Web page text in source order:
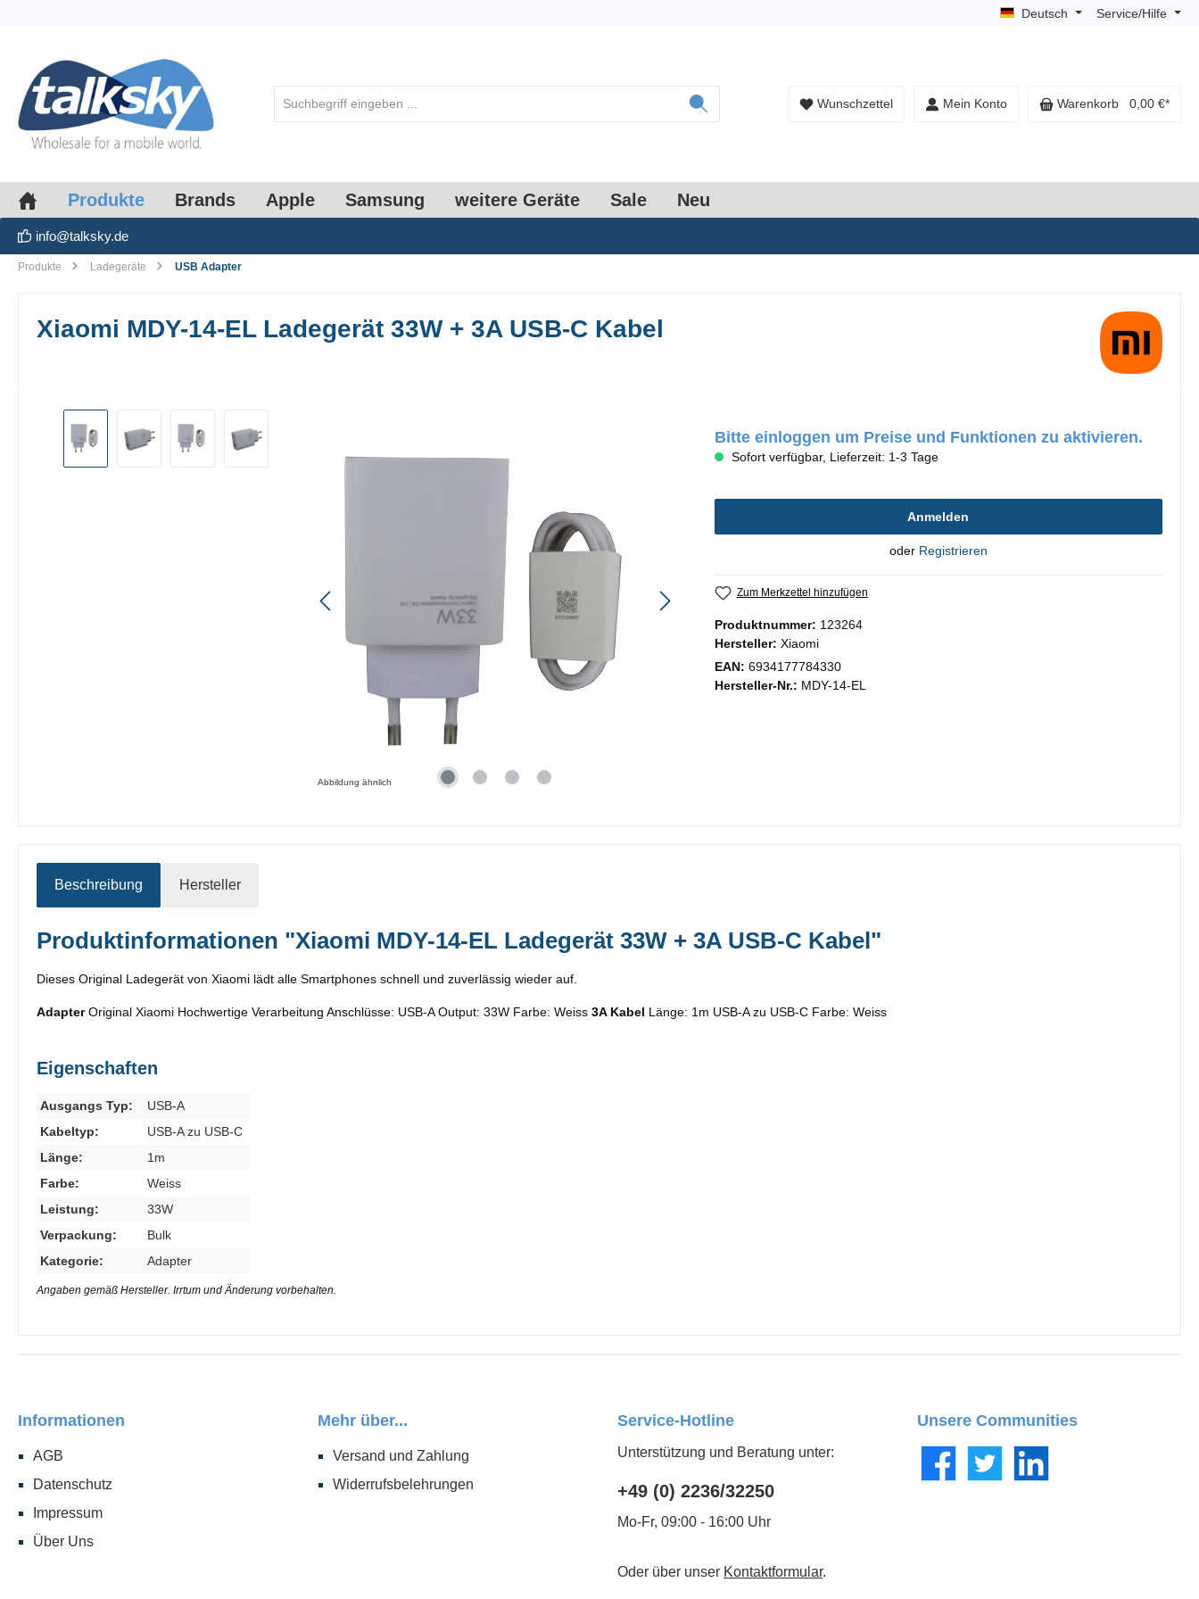
Deutsch Service/Hilfe
Wunschzettel Mein Konto Warenkorb 0,00 €*
Produkte Brands Apple Samsung weitere Geräte Sale Neu
info@talksky.de
Produkte Ladegeräte USB Adapter
Xiaomi MDY-14-EL Ladegerät 33W + 3A USB-C Kabel
Abbildung ähnlich
Bitte einloggen um Preise und Funktionen zu aktivieren.
Sofort verfügbar, Lieferzeit: 1-3 Tage
Anmelden
oder Registrieren
Zum Merkzettel hinzufügen
Produktnummer: 123264
Hersteller: Xiaomi
EAN: 6934177784330
Hersteller-Nr.: MDY-14-EL
Beschreibung Hersteller
Produktinformationen "Xiaomi MDY-14-EL Ladegerät 33W + 3A USB-C Kabel"
Dieses Original Ladegerät von Xiaomi lädt alle Smartphones schnell und zuverlässig wieder auf.
AdapterOriginal Xiaomi Hochwertige Verarbeitung Anschlüsse: USB-A Output: 33W Farbe: Weiss 3A Kabel Länge: 1m USB-A zu USB-C Farbe: Weiss
Eigenschaften
Ausgangs Typ:
USB-A
Kabeltyp:
USB-A zu USB-C
Länge:
1m
Farbe:
Weiss
Leistung:
33W
Verpackung:
Bulk
Kategorie:
Adapter
Angaben gemäß Hersteller. Irrtum und Änderung vorbehalten.
Informationen
AGB
Datenschutz
Impressum
Über Uns
Mehr über...
Versand und Zahlung
Widerrufsbelehrungen
Service-Hotline
Unterstützung und Beratung unter:
+49 (0) 2236/32250
Mo-Fr, 09:00 - 16:00 Uhr
Oder über unser Kontaktformular.
Unsere Communities
FacebookTwitter LinkedIn